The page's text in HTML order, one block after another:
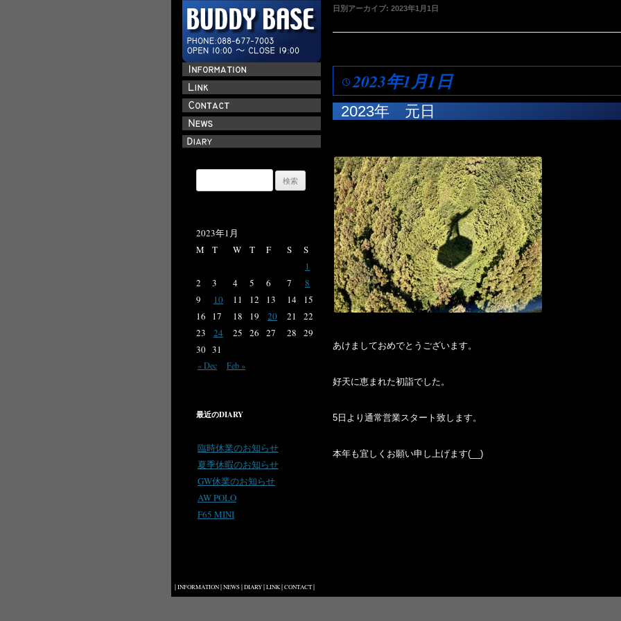
日別アーカイブ: 2023年1月1日
2023年1月1日
2023年 元日
あけましておめでとうございます。
好天に恵まれた初詣でした。
5日より通常営業スタート致します。
本年も宜しくお願い申し上げます(__)
索:
2023年1月
M
T W T F S
S
1
2
3 4 5 6 7
8
9
10 11 12 13 14
15
16
17 18 19 20 21
22
23
24 25 26 27 28
29
30 31
« Dec Feb »
最近のDIARY
臨時休業のお知らせ
夏季休暇のお知らせ
GW休業のお知らせ
AW POLO
F65 MINI
|INFORMATION|NEWS|DIARY|LINK|CONTACT|